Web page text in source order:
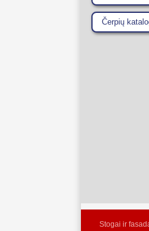
Čerpių
Stogai ir